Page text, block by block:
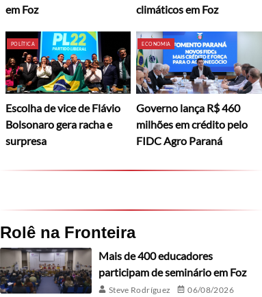
em Foz
climáticos em Foz
POLÍTICA
Escolha de vice de Flávio
Bolsonaro gera racha e
surpresa
ECONOMIA
Governo lança R$ 460
milhões em crédito pelo
FIDC Agro Paraná
Rolê na Fronteira
Mais de 400 educadores
participam de seminário em Foz
Steve Rodríguez 06/08/2026